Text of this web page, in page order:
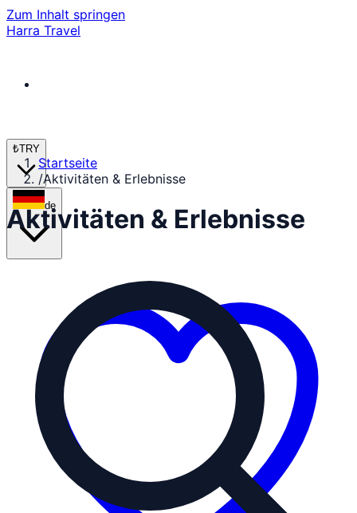
Zum Inhalt springen
Harra Travel
₺TRY
de
Startseite
/Aktivitäten & Erlebnisse
Aktivitäten & Erlebnisse